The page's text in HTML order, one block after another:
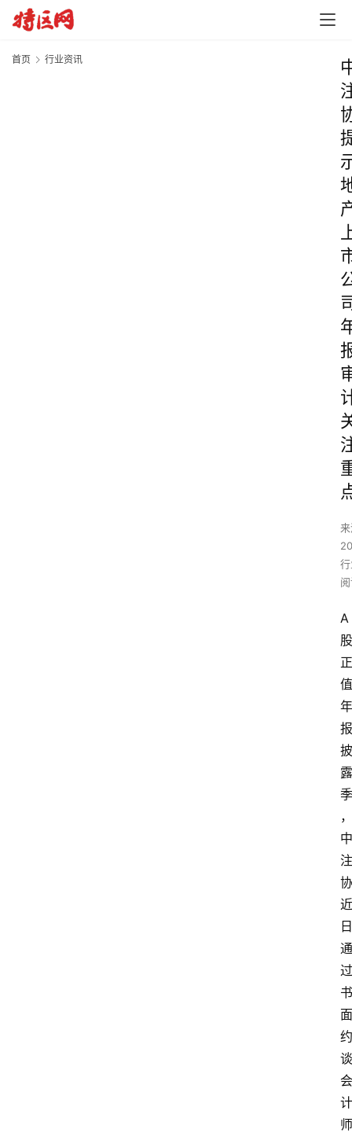
首页 行业资讯
A
股
正
值
年
报
披
露
季
，
中
注
协
近
日
通
过
书
面
约
谈
会
计
师